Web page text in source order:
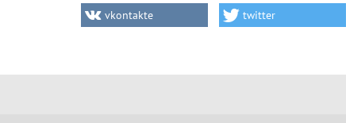
vkontakte twitter